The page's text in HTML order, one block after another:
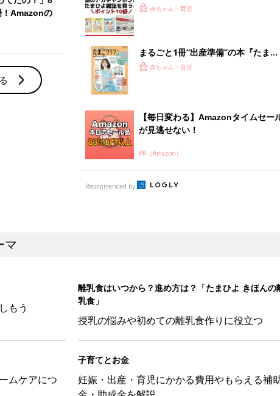
離乳食はいつから？進め方は？「たまひよ きほんの離
授乳の悩みや初めての離乳食作りに役立つ
子育てとお金
妊娠・出産・育児にかかる費用やもらえる補助
金・助成金を解説
？60分だけの【無料】お金の勉強会
365日のお誕生日占い【鏡リュウジ監修】